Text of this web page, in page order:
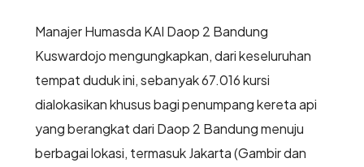
Manajer Humasda KAI Daop 2 Bandung
Kuswardojo mengungkapkan, dari keseluruhan
tempat duduk ini, sebanyak 67.016 kursi
dialokasikan khusus bagi penumpang kereta api
yang berangkat dari Daop 2 Bandung menuju
berbagai lokasi, termasuk Jakarta (Gambir dan